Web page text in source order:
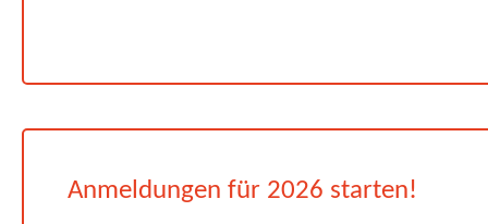
Anmeldungen für 2026 starten!